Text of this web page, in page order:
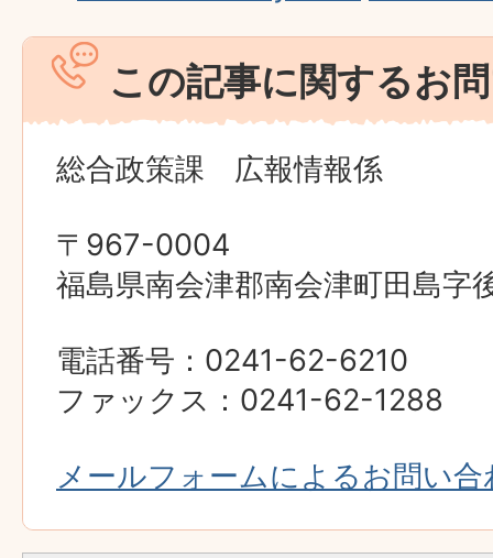
この記事に関するお
総合政策課 広報情報係
〒967-0004
福島県南会津郡南会津町田島字
電話番号：0241-62-6210
ファックス：0241-62-1288
メールフォームによるお問い合